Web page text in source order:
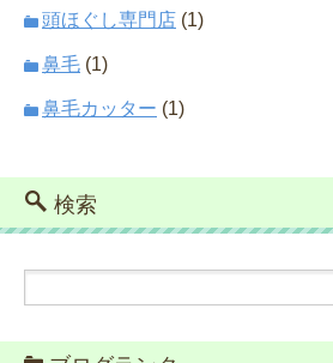
頭ほぐし専門店 (1)
鼻毛 (1)
鼻毛カッター (1)
検索